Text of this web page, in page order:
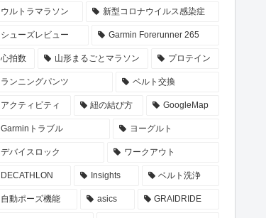
ウルトラマラソン 新型コロナウイルス感染症
シューズレビュー Garmin Forerunner 265
心拍数 山形まるごとマラソン プロテイン
ランニングパンツ ベルト交換
アクティビティ 紐の結び方 GoogleMap
Garminトラブル ヨーグルト
デバイスロック ワークアウト
DECATHLON Insights ベルト洗浄
自動ポーズ機能 asics GRAIDRIDE